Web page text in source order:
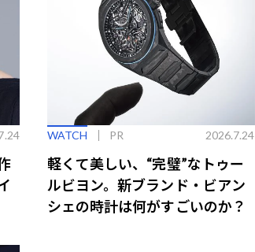
WATCH PR 2026.7.24
軽くて美しい、“完璧”なトゥー
ルビヨン。新ブランド・ビアン
シェの時計は何がすごいのか？